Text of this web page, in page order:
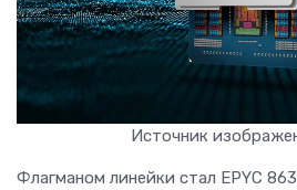
Источник
Флагманом линейки стал EPYC